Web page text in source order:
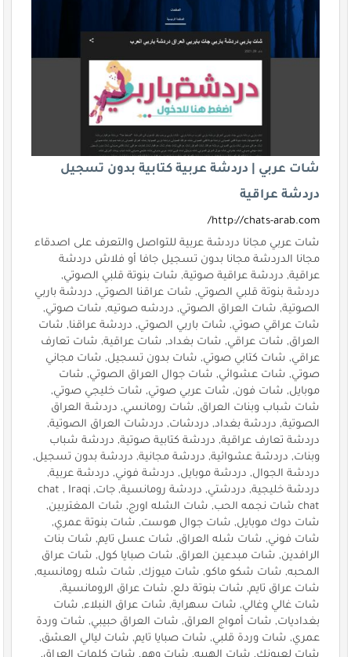
شات عربي | دردشة عربية كتابية بدون تسجيل
دردشة عراقية
http://chats-arab.com/
شات عربي مجانا دردشة عربية للتواصل والتعرف على اصدقاء
مجانا الدردشة مجانا بدون تسجيل جافا أو فلاش دردشة
عراقية, دردشة عراقية صوتية, شات بنوتة قلبي الصوتي,
دردشة بنوتة قلبي الصوتي, شات عراقنا الصوتي, دردشة باربي
الصوتية, شات العراق الصوتي, دردشه صوتيه, شات صوتي,
شات عراقي صوتي, شات باربي الصوتي, دردشة عراقنا, شات
العراق, شات عراقي, شات بغداد, شات عراقية, شات تعارف
عراقي, شات كتابي صوتي, شات بدون تسجيل, شات مجاني
صوتي, شات عشوائي, شات جوال العراق الصوتي, شات
موبايل, شات فون, شات عربي صوتي, شات خليجي صوتي,
شات شباب وبنات العراق, شات رومانسي, دردشة العراق
الصوتية, دردشة بغداد, دردشات, دردشات العراق الصوتية,
دردشة تعارف عراقية, دردشة كتابية صوتية, دردشة شباب
وبنات, دردشة عشوائية, دردشة مجانية, دردشة بدون تسجيل,
دردشة الجوال, دردشة موبايل, دردشة فوني, دردشة عربية,
دردشة خليجية, دردشتي, دردشة رومانسية, جات, chat , Iraqi
chat شات نجمه الحب, شات الشله اورج, شات المغتربين,
شات دوك موبايل, شات جوال هوست, شات بنوتة عمري,
شات فوني, شات شله العراق, شات عسل تايم, شات بنات
الرافدين, شات مبدعين العراق, شات صبايا كول, شات عراق
المحبه, شات شكو ماكو, شات ميوزك, شات شله رومانسيه,
شات عراق تايم, شات بنوتة دلع, شات عراق الرومانسية,
شات غالي وغالي, شات سهراية, شات عراق النبلاء, شات
بغداديات, شات أمواج العراق, شات العراق حبيبي, شات وردة
عمري, شات وردة قلبي, شات صبايا تايم, شات ليالي العشق,